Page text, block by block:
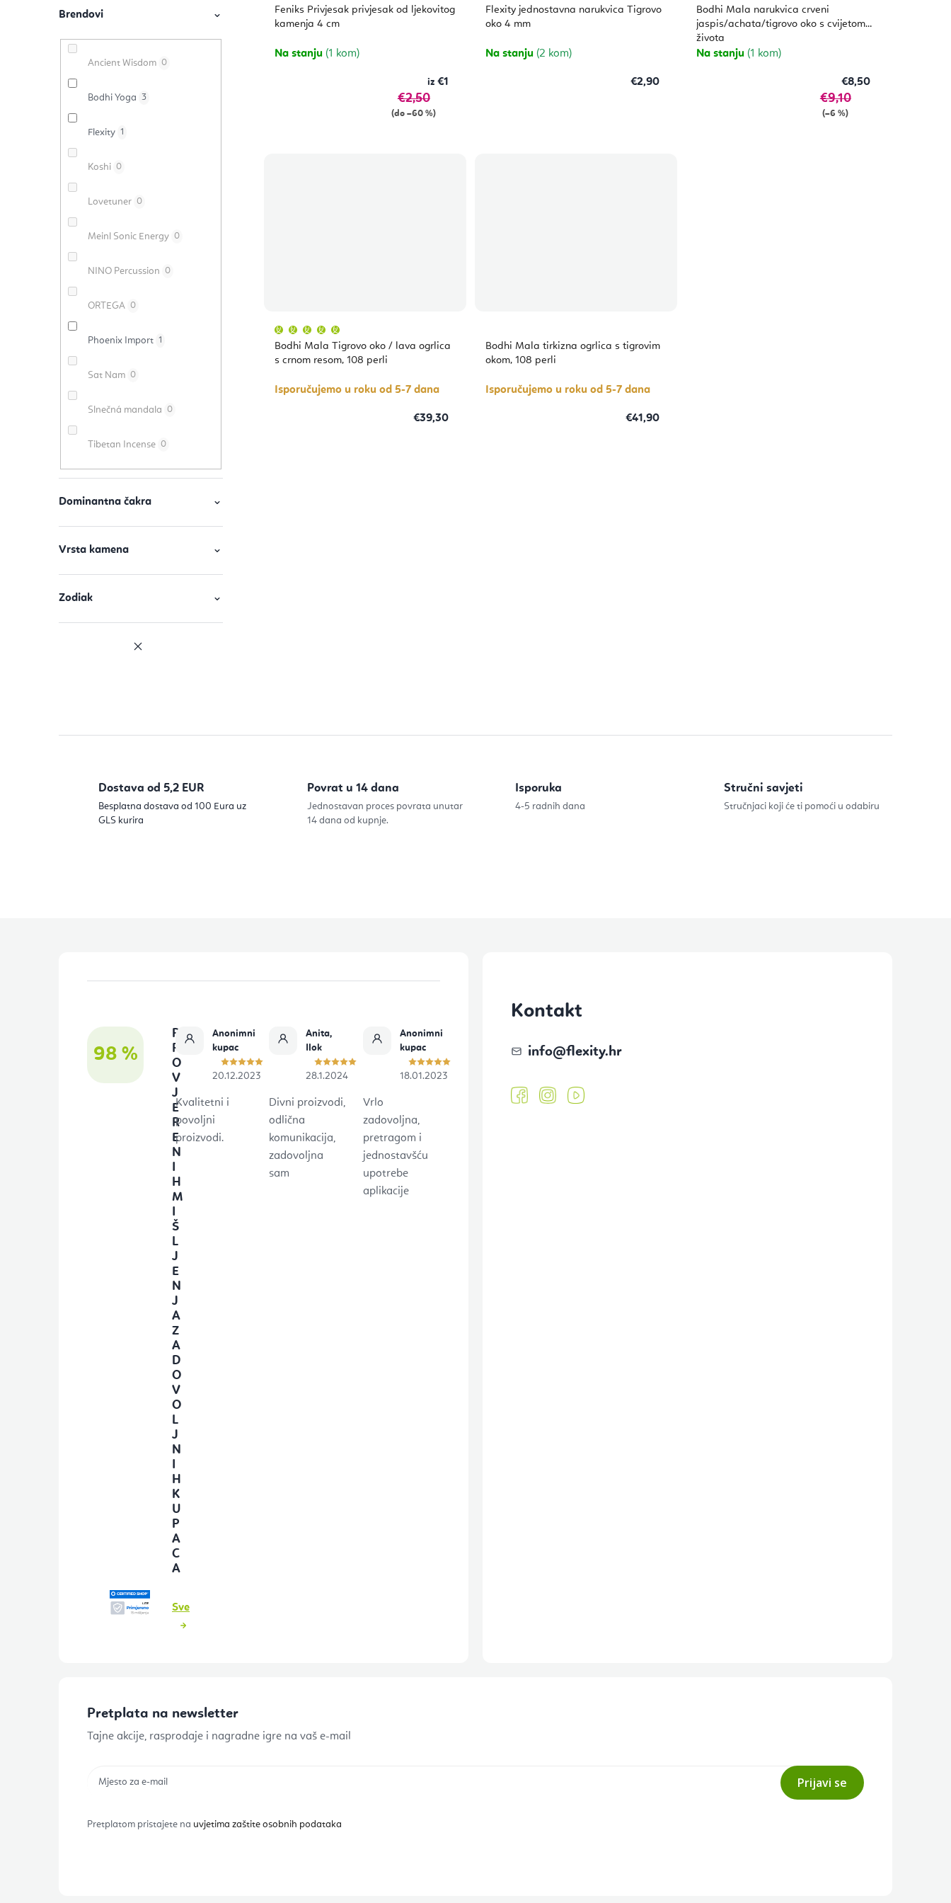
a
Ancient Wisdom 0
Bodhi Yoga 3
Flexity 1
Koshi 0
Lovetuner 0
Meinl Sonic Energy 0
NINO Percussion 0
ORTEGA 0
Phoenix Import 1
Sat Nam 0
Slnečná mandala 0
Tibetan Incense 0
Dominantna čakra
Vrsta kamena
Zodiak
Feniks Privjesak privjesak od ljekovitog
kamenja 4 cm
Na stanju (1 kom)
€1
€2,50
(do –60 %)
Flexity jednostavna narukvica Tigrovo
oko 4 mm
Na stanju (2 kom)
€2,90
Bodhi Mala narukvica crveni
jaspis/achata/tigrovo oko s cvijetom
života
proizvoda
je
5,0
od
zvjezdica.
Na stanju (1 kom)
€8,50
€9,10
(–6 %)
Bodhi Mala Tigrovo oko / lava ogrlica
s crnom resom, 108 perli
proizvoda
je
5,0
zvjezdica.
Isporučujemo u roku od 5-7 dana
€39,30
Bodhi Mala tirkizna ogrlica s tigrovim
okom, 108 perli
Isporučujemo u roku od 5-7 dana
€41,90
t
j
Dostava od 5,2 EUR
Besplatna dostava od 100 Eura uz
GLS kurira
Povrat u 14 dana
Jednostavan proces povrata unutar
14 dana od kupnje.
Isporuka
4-5 radnih dana
Stručni savjeti
Stručnjaci koji će ti pomoći u odabiru
98 %
P
R
O
V
J
E
R
E
N
H
M
Š
L
J
E
N
J
A
Z
A
D
O
V
O
L
J
N
H
K
U
P
A
C
A
Sve
Anonimni
kupac
20.12.2023
Kvalitetni i
povoljni
proizvodi.
Anita,
Ilok
28.1.2024
Divni proizvodi,
odlična
komunikacija,
zadovoljna
sam
Anonimni
kupac
18.01.2023
Vrlo
zadovoljna,
pretragom i
jednostavšću
upotrebe
aplikacije
Kontakt
info@flexity.hr
Pretplata na newsletter
Tajne akcije, rasprodaje i nagradne igre na vaš e-mail
Prijavi se
Pretplatom pristajete na uvjetima zaštite osobnih podataka